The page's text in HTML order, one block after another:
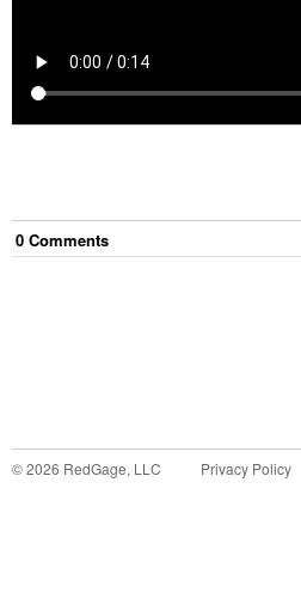
0 Comments
©2026 RedGage, LLC Privacy Policy